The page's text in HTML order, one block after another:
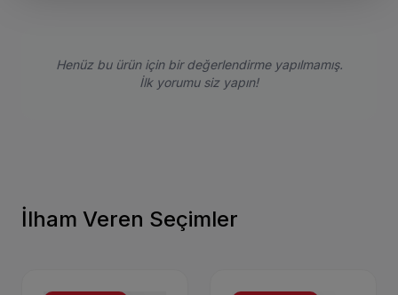
Henüz bu ürün için bir değerlendirme yapılmamış.
İlk yorumu siz yapın!
İlham Veren Seçimler